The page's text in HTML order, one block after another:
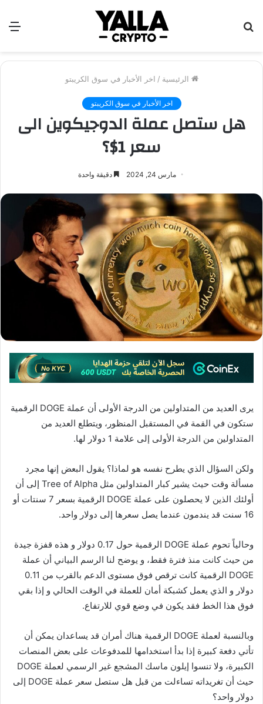
الرئيسية / اخر الأخبار في سوق الكريبتو
اخر الأخبار في سوق الكريبتو
هل ستصل عملة الدوجيكوين الى
سعر 1$؟
مارس 24, 2024 دقيقة واحدة
يرى العديد من المتداولين من الدرجة الأولى أن عملة DOGE الرقمية
ستكون في القمة في المستقبل المنظور، ويتطلع العديد من
المتداولين من الدرجة الأولى إلى علامة 1 دولار لها.
ولكن السؤال الذي يطرح نفسه هو لماذا؟ يقول البعض إنها مجرد
مسألة وقت حيث يشير كبار المتداولين مثل Tree of Alpha إلى أن
أولئك الذين لا يحصلون على عملة DOGE الرقمية بسعر 7 سنتات أو
16 سنت قد يندمون عندما يصل سعرها إلى دولار واحد.
وحالياً تحوم عملة DOGE الرقمية حول 0.17 دولار و هذه قفزة جيدة
من حيث كانت منذ فترة فقط، و يوضح لنا الرسم البياني أن عملة
DOGE الرقمية كانت ترقص فوق مستوى الدعم بالقرب من 0.11
دولار و الذي يعمل كشبكة أمان للعملة في الوقت الحالي و إذا بقي
فوق هذا الخط فقد يكون في وضع قوي للارتفاع.
وبالنسبة لعملة DOGE الرقمية هناك أمران قد يساعدان يمكن أن
تأتي دفعة كبيرة إذا بدأ استخدامها للمدفوعات على بعض المنصات
الكبيرة، ولا تنسوا إيلون ماسك المشجع غير الرسمي لعملة DOGE
حيث أن تغريداته تساءلت من قبل هل ستصل سعر عملة DOGE إلى
دولار واحد؟